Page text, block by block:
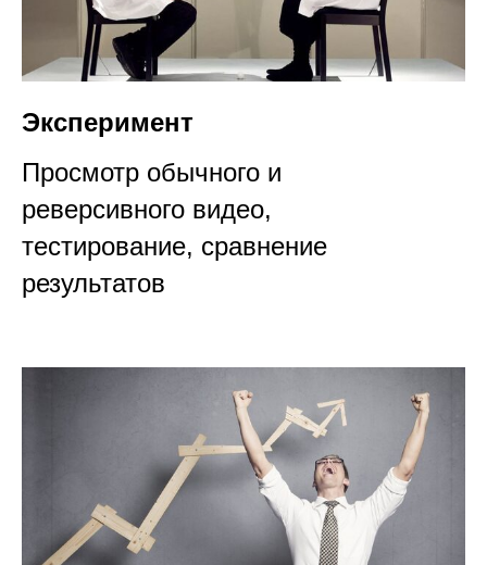
Эксперимент
Просмотр обычного и
реверсивного видео,
тестирование, сравнение
результатов